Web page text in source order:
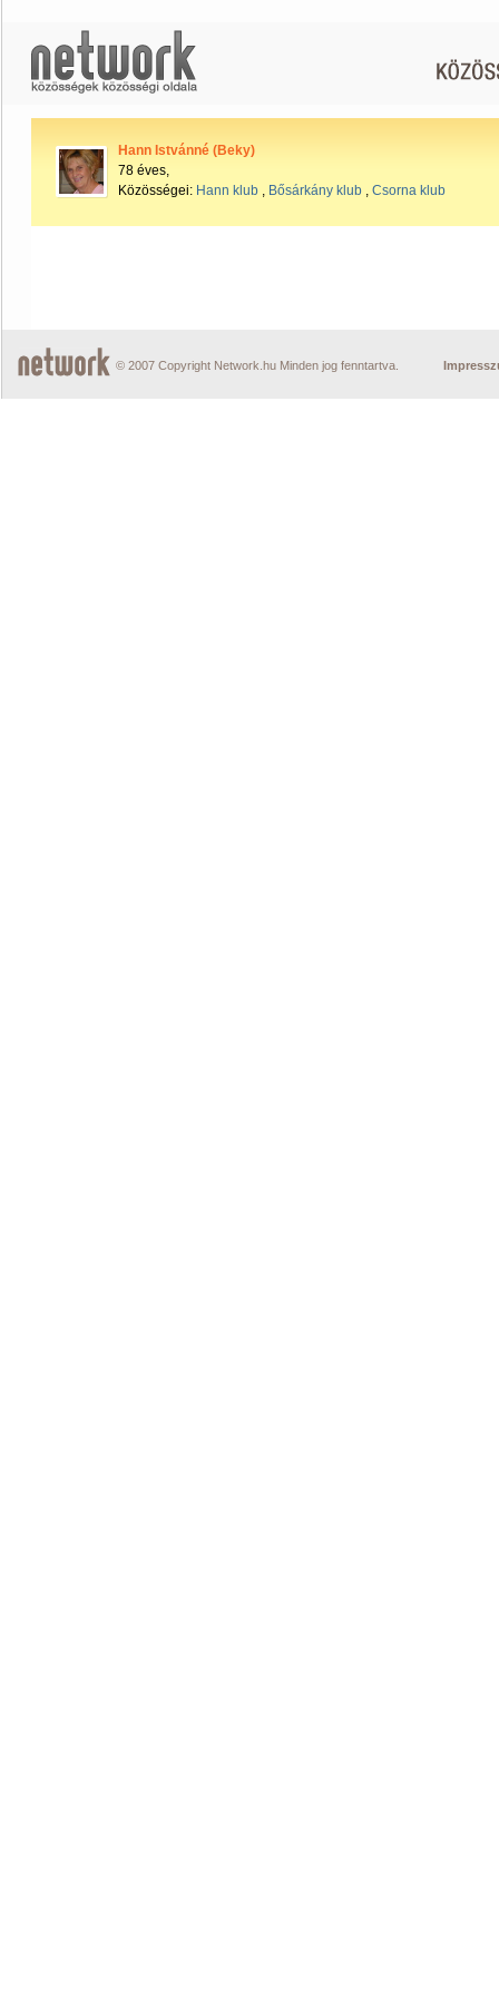
Hann Istvánné (Beky)
78 éves,
Közösségei: Hann klub , Bősárkány klub , Csorna klub
© 2007 Copyright Network.hu Minden jog fenntartva.